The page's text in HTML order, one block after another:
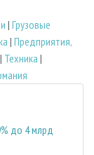
| Грузовые
| Предприятия,
| Техника |
до 4 млрд